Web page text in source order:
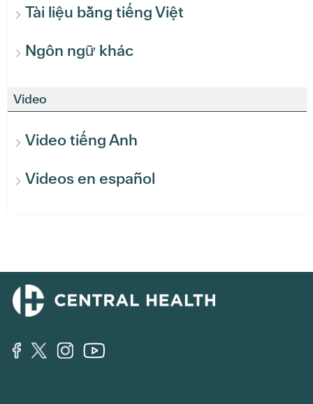
Tài liệu bằng tiếng Việt
Ngôn ngữ khác
Video
Video tiếng Anh
Videos en español